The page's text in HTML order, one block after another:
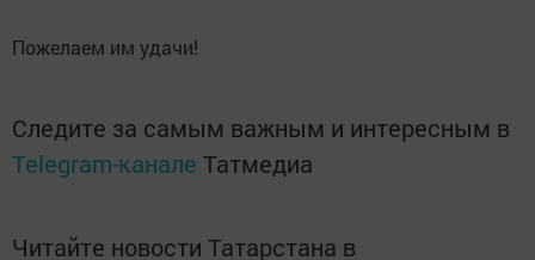
Пожелаем им удачи!
Следите за самым важным и интересным в
Telegram-канале Татмедиа
Читайте новости Татарстана в